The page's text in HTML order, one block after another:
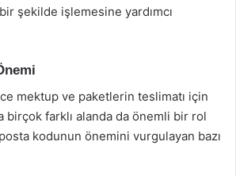
şekilde işlemesine yardımcı
mektup ve paketlerin teslimatı için
birçok farklı alanda da önemli bir rol
kodunun önemini vurgulayan bazı